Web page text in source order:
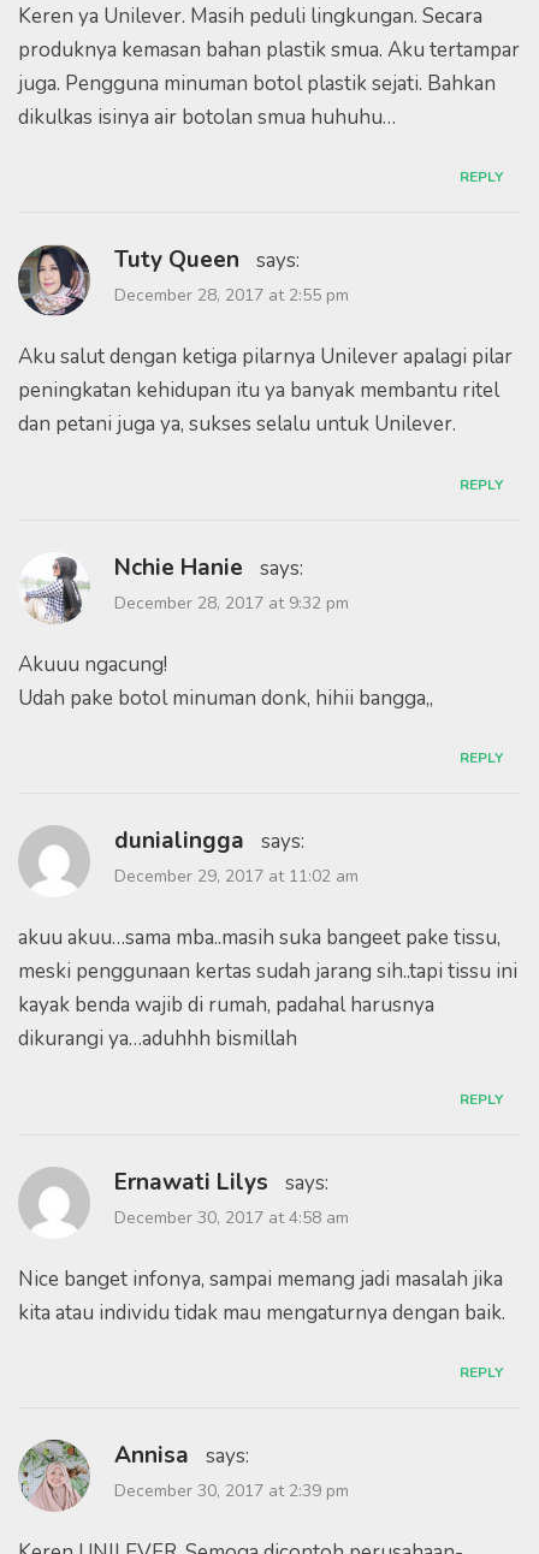
Keren ya Unilever. Masih peduli lingkungan. Secara
produknya kemasan bahan plastik smua. Aku tertampar
juga. Pengguna minuman botol plastik sejati. Bahkan
dikulkas isinya air botolan smua huhuhu…
REPLY
Tuty Queen says:
December 28, 2017 at 2:55 pm
Aku salut dengan ketiga pilarnya Unilever apalagi pilar
peningkatan kehidupan itu ya banyak membantu ritel
dan petani juga ya, sukses selalu untuk Unilever.
REPLY
Nchie Hanie says:
December 28, 2017 at 9:32 pm
Akuuu ngacung!
Udah pake botol minuman donk, hihii bangga,,
REPLY
dunialingga says:
December 29, 2017 at 11:02 am
akuu akuu…sama mba..masih suka bangeet pake tissu,
meski penggunaan kertas sudah jarang sih..tapi tissu ini
kayak benda wajib di rumah, padahal harusnya
dikurangi ya…aduhhh bismillah
REPLY
Ernawati Lilys says:
December 30, 2017 at 4:58 am
Nice banget infonya, sampai memang jadi masalah jika
kita atau individu tidak mau mengaturnya dengan baik.
REPLY
Annisa says:
December 30, 2017 at 2:39 pm